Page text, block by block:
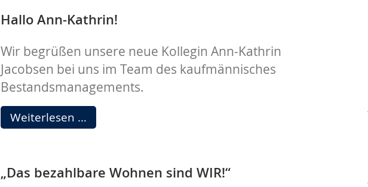
Hallo Ann-Kathrin!
Wir begrüßen unsere neue Kollegin Ann-Kathrin
Jacobsen bei uns im Team des kaufmännisches
Bestandsmanagements.
Weiterlesen … Hallo
Ann-
„Das bezahlbare Wohnen sind WIR!“